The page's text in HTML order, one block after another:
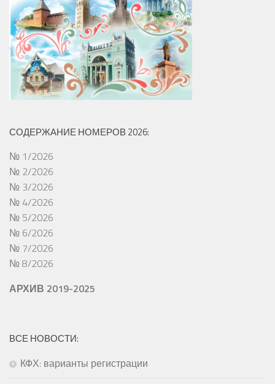
СОДЕРЖАНИЕ НОМЕРОВ 2026:
№ 1/2026
№ 2/2026
№ 3/2026
№ 4/2026
№ 5/2026
№ 6/2026
№ 7/2026
№ 8/2026
АРХИВ 2019-2025
ВСЕ НОВОСТИ:
КФХ: варианты регистрации